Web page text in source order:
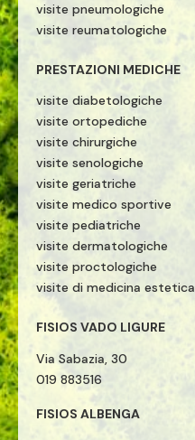
visite pneumologiche
visite reumatologiche
PRESTAZIONI MEDICHE
visite diabetologiche
visite ortopediche
visite chirurgiche
visite senologiche
visite geriatriche
visite medico sportive
visite pediatriche
visite dermatologiche
visite proctologiche
visite di medicina estetica
FISIOS VADO LIGURE
Via Sabazia, 30
019 883516
FISIOS ALBENGA